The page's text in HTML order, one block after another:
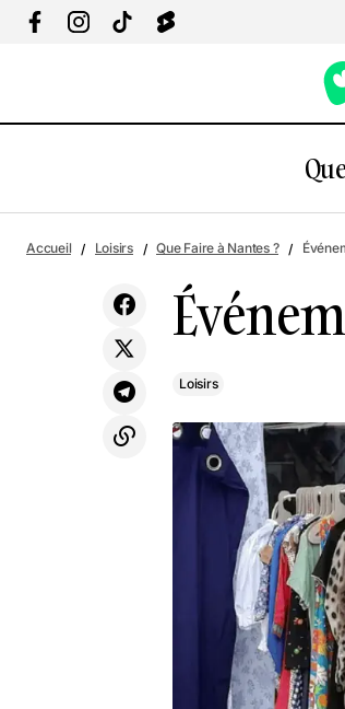
Visite d'Oudon : entre Loire et Histoire
Accueil Loisirs Que Faire à Nantes ?
Loisirs